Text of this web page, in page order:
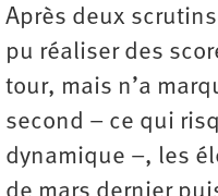
Après deux
pu réaliser des
tour, mais n’a
second – ce qui
dynamique –, les